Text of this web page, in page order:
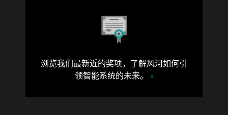
浏览我们最新近的奖项，了解风河如何引
领智能系统的未来。 »